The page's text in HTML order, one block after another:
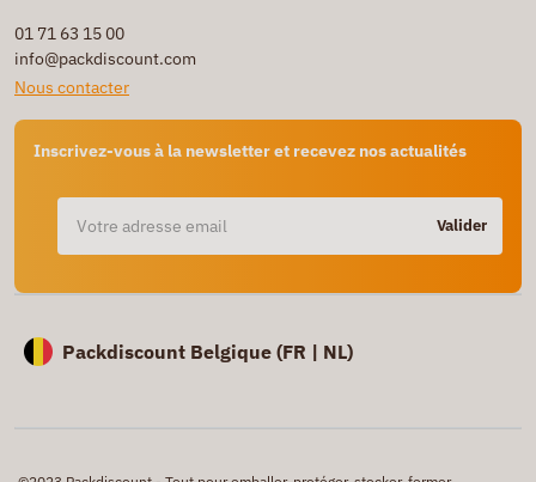
01 71 63 15 00
info@packdiscount.com
Nous contacter
Inscrivez-vous à la newsletter et recevez nos actualités
Valider
Packdiscount Belgique (FR | NL)